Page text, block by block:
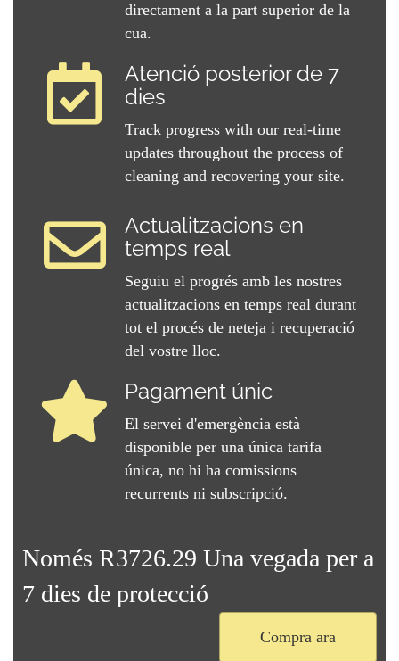
directament a la part superior de la
cua.
Atenció posterior de 7
dies
Track progress with our real-time
updates throughout the process of
cleaning and recovering your site.
Actualitzacions en
temps real
Seguiu el progrés amb les nostres
actualitzacions en temps real durant
tot el procés de neteja i recuperació
del vostre lloc.
Pagament únic
El servei d'emergència està
disponible per una única tarifa
única, no hi ha comissions
recurrents ni subscripció.
Només R3726.29 Una vegada per a
7 dies de protecció
Compra ara